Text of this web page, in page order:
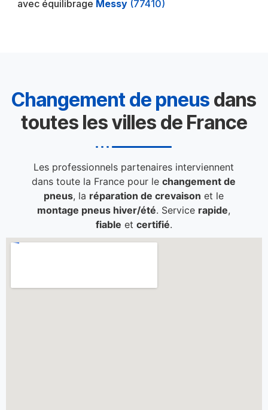
avec équilibrage Messy (77410)
Changement de pneus dans
toutes les villes de France
Les professionnels partenaires interviennent
dans toute la France pour lechangement de
pneus, la réparation de crevaison et le
montage pneus hiver/été. Service rapide,
fiable et certifié.